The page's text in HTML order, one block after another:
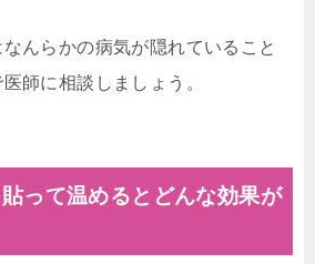
んらかの病気が隠れていること
師に相談しましょう。
って温めるとどんな効果が